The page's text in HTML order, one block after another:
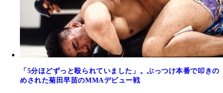
「5分ほどずっと殴られていました」。ぶっつけ本番で叩きの
めされた菊田早苗のMMAデビュー戦